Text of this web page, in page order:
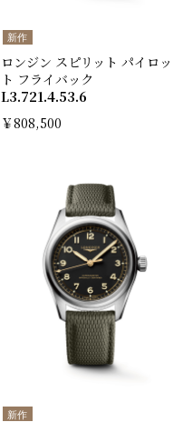
新作
ロンジン スピリット パイロッ
ト フライバック
L3.721.4.53.6
￥808,500
新作